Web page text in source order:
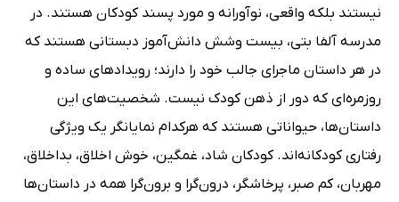
نیستند بلکه واقعی، نوآورانه و مورد پسند کودکان هستند. در
مدرسه آلفا بتی، بیست وشش دانش‌آموز دبستانی هستند که
در هر داستان ماجرای جالب خود را دارند؛ رویدادهای ساده و
روزمره‌ای که دور از ذهن کودک نیست. شخصیت‌های این
داستان‌ها، حیواناتی هستند که هرکدام نمایانگر یک ویژگی
رفتاری کودکانه‌اند. کودکان شاد، غمگین، خوش اخلاق، بداخلاق،
مهربان، کم صبر، پرخاشگر، درون‌گرا و برون‌گرا همه در داستان‌ها